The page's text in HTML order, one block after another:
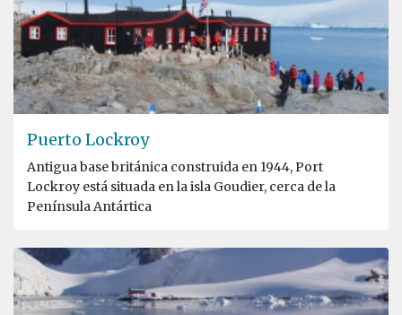
Puerto Lockroy
Antigua base británica construida en 1944, Port
Lockroy está situada en la isla Goudier, cerca de la
Península Antártica